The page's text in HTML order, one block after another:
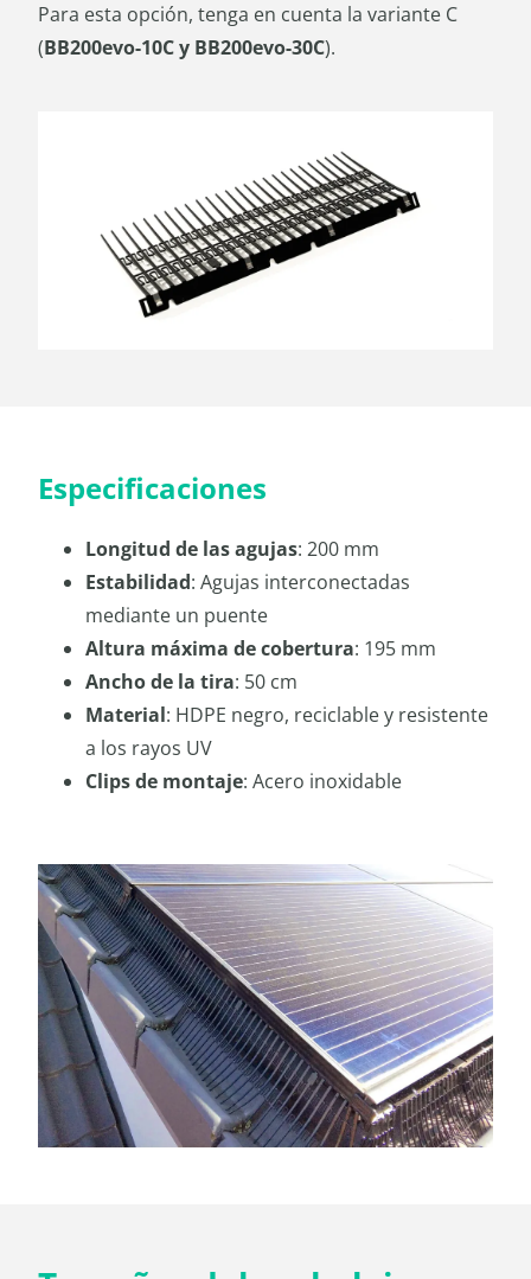
Para esta opción, tenga en cuenta la variante C
(BB200evo-10C y BB200evo-30C).
Especificaciones
Longitud de las agujas: 200 mm
Estabilidad: Agujas interconectadas
mediante un puente
Altura máxima de cobertura: 195 mm
Ancho de la tira: 50 cm
Material: HDPE negro, reciclable y resistente
a los rayos UV
Clips de montaje: Acero inoxidable